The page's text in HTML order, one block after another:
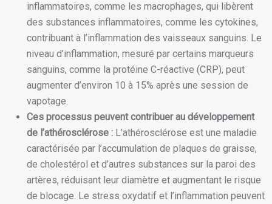
inflammatoires, comme les macrophages, qui libèrent
des substances inflammatoires, comme les cytokines,
contribuant à l’inflammation des vaisseaux sanguins. Le
niveau d’inflammation, mesuré par certains marqueurs
sanguins, comme la protéine C-réactive (CRP), peut
augmenter d’environ 10 à 15% après une session de
vapotage.
Ces processus peuvent contribuer au développement
de l’athérosclérose : L’athérosclérose est une maladie
caractérisée par l’accumulation de plaques de graisse,
de cholestérol et d’autres substances sur la paroi des
artères, réduisant leur diamètre et augmentant le risque
de blocage. Le stress oxydatif et l’inflammation peuvent